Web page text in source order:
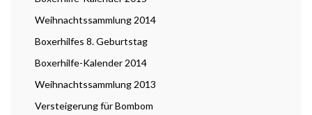
Weihnachtssammlung 2014
Boxerhilfes 8. Geburtstag
Boxerhilfe-Kalender 2014
Weihnachtssammlung 2013
Versteigerung für Bombom